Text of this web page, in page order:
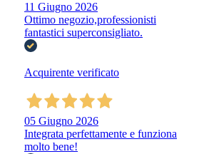
11 Giugno 2026
Ottimo negozio,professionisti
fantastici superconsigliato.
Acquirente verificato
05 Giugno 2026
Integrata perfettamente e funziona
molto bene!